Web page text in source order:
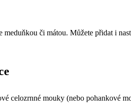
meduňkou či mátou. Můžete přidat i
celozrnné mouky (nebo pohankové